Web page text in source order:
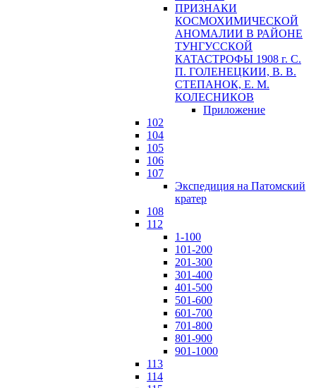
ПРИЗНАКИ
КОСМОХИМИЧЕСКОЙ
АНОМАЛИИ В РАЙОНЕ
ТУНГУССКОЙ
КАТАСТРОФЫ 1908 г. С.
П. ГОЛЕНЕЦКИИ, В. В.
СТЕПАНОК, Е. М.
КОЛЕСНИКОВ
Приложение
102
104
105
106
107
Экспедиция на Патомский
кратер
108
112
1-100
101-200
201-300
301-400
401-500
501-600
601-700
701-800
801-900
901-1000
113
114